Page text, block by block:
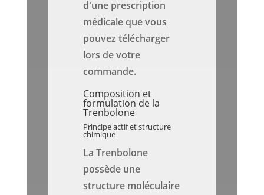
d'une prescription
médicale que vous
pouvez télécharger
lors de votre
commande.
Composition et
formulation de la
Trenbolone
Principe actif et structure
chimique
La Trenbolone
possède une
structure moléculaire